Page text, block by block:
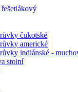
čukotské
americké
indiánské -
stolní